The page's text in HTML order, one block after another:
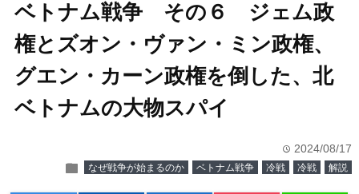
ベトナム戦争 その６ ジェム政
権とズオン・ヴァン・ミン政権、
グエン・カーン政権を倒した、北
ベトナムの大物スパイ
time 2024/08/17
folder なぜ戦争が始まるのか ベトナム戦争 冷戦 冷戦 解説